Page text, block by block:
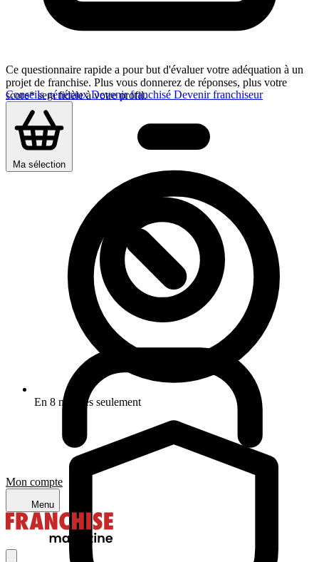
Conseils générauxDevenir franchisé Devenir franchiseur
Ma sélection
Mon compte
Menu
Ce questionnaire rapide a pour but d'évaluer votre adéquation à un
projet de franchise. Plus vous donnerez de réponses, plus votre
score* sera fidèle à votre profil.
En 8 minutes seulement